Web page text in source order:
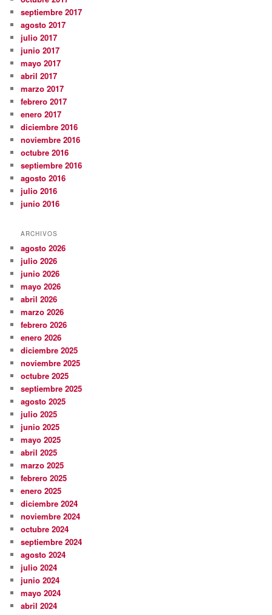
septiembre 2017
agosto 2017
julio 2017
junio 2017
mayo 2017
abril 2017
marzo 2017
febrero 2017
enero 2017
diciembre 2016
noviembre 2016
octubre 2016
septiembre 2016
agosto 2016
julio 2016
junio 2016
ARCHIVOS
agosto 2026
julio 2026
junio 2026
mayo 2026
abril 2026
marzo 2026
febrero 2026
enero 2026
diciembre 2025
noviembre 2025
octubre 2025
septiembre 2025
agosto 2025
julio 2025
junio 2025
mayo 2025
abril 2025
marzo 2025
febrero 2025
enero 2025
diciembre 2024
noviembre 2024
octubre 2024
septiembre 2024
agosto 2024
julio 2024
junio 2024
mayo 2024
abril 2024